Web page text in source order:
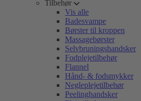
Tilbehør
Vis alle
Badesvampe
Børster til kroppen
Massagebørster
Selvbruningshandsker
Fodplejetilbehør
Flannel
Hånd- & fodsmykker
Negleplejetilbehør
Peelinghandsker